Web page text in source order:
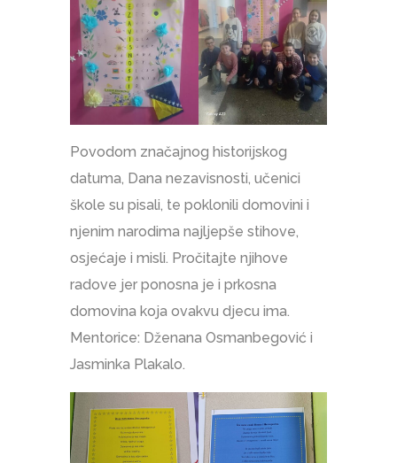
Povodom značajnog historijskog
datuma, Dana nezavisnosti, učenici
škole su pisali, te poklonili domovini i
njenim narodima najljepše stihove,
osjećaje i misli. Pročitajte njihove
radove jer ponosna je i prkosna
domovina koja ovakvu djecu ima.
Mentorice: Dženana Osmanbegović i
Jasminka Plakalo.